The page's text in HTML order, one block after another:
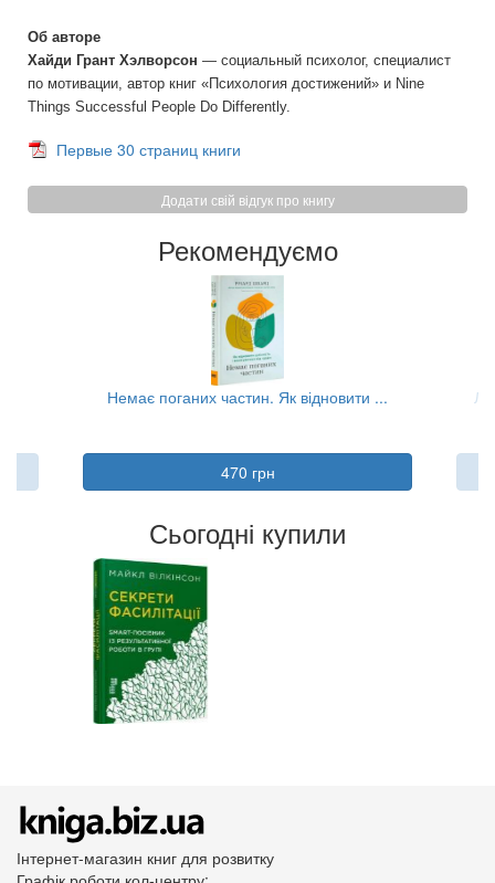
Об авторе
Хайди Грант Хэлворсон — социальный психолог, специалист
по мотивации, автор книг «Психология достижений» и Nine
Things Successful People Do Differently.
Первые 30 страниц книги
Додати свій відгук про книгу
Рекомендуємо
Немає поганих частин. Як відновити ...
470 грн
Сьогодні купили
Інтернет-магазин книг для розвитку